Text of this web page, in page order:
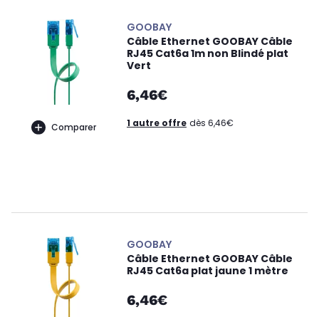
Comparer
GOOBAY
Câble Ethernet GOOBAY Câble
RJ45 Cat6a 1m non Blindé plat
Vert
6,46€
1 autre offre dès 6,46€
GOOBAY
Câble Ethernet GOOBAY Câble
RJ45 Cat6a plat jaune 1 mètre
6,46€